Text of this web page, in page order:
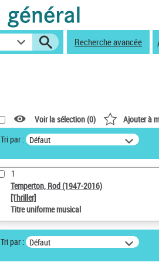
Recherche avancée
Voir la sélection (0) Ajouter à
Tri par : Défaut
1
Temperton, Rod (1947-2016)
[Thriller]
Titre uniforme musical
Tri par : Défaut